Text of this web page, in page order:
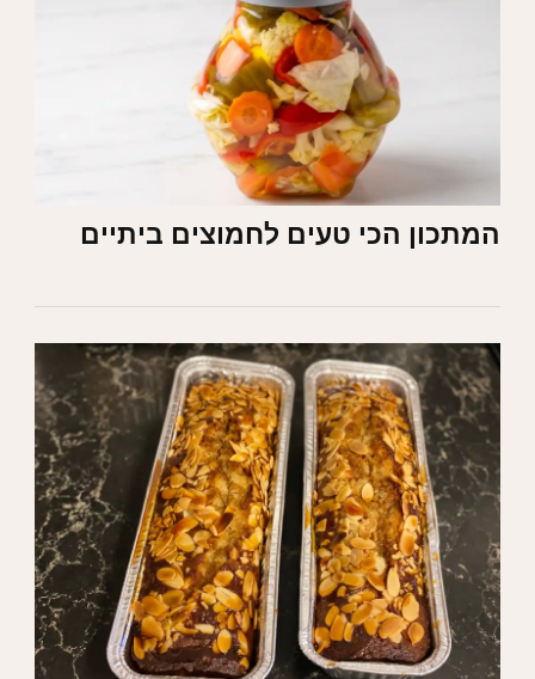
המתכון הכי טעים לחמוצים ביתיים